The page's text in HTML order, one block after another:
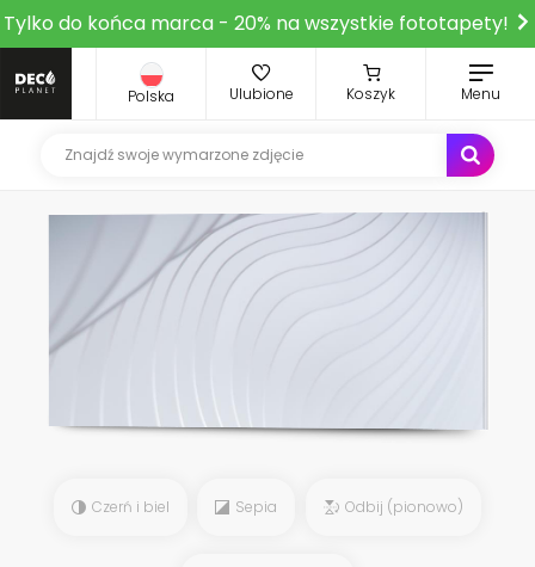
Tylko do końca marca - 20% na wszystkie fototapety!
Polska Ulubione Koszyk Menu
Czerń i biel Sepia Odbij (pionowo)